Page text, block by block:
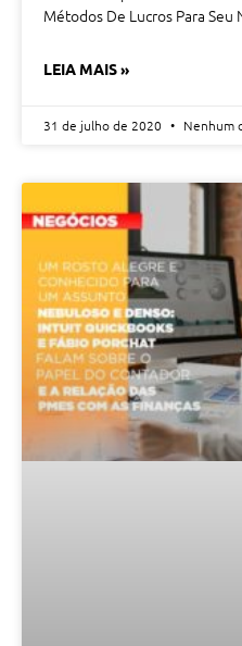
Métodos De Lucros Para Seu
LEIA MAIS »
31 de julho de 2020 Nenhum